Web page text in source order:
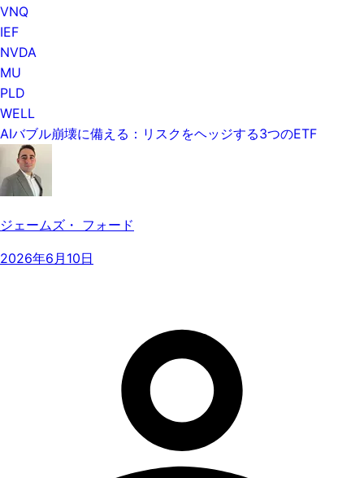
VNQ
IEF
NVDA
MU
PLD
WELL
AIバブル崩壊に備える：リスクをヘッジする3つのETF
ジェームズ・ フォード
2026年6月10日